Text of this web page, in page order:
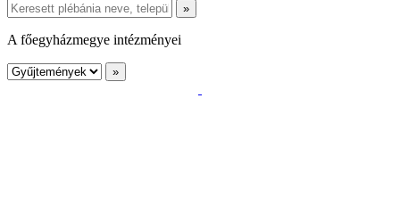
A főegyházmegye intézményei